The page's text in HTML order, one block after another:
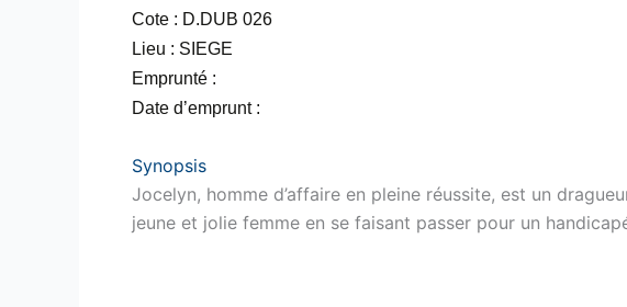
Cote : D.DUB 026
Lieu : SIEGE
Emprunté :
Date d’emprunt :
Synopsis
Jocelyn, homme d’affaire en pleine réussite, est un
jeune et jolie femme en se faisant passer pour un